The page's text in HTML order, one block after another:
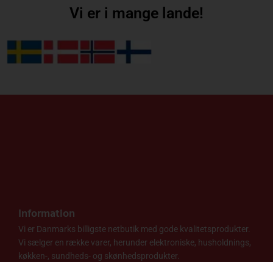
Vi er i mange lande!
Information
Vi er Danmarks billigste netbutik med gode kvalitetsprodukter.
Vi sælger en række varer, herunder elektroniske, husholdnings,
køkken-, sundheds- og skønhedsprodukter.